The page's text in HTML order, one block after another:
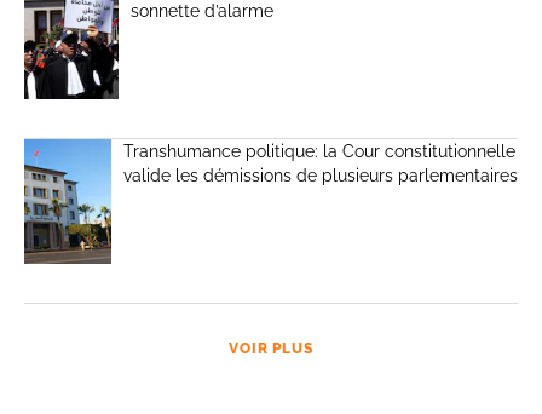
sonnette d’alarme
Transhumance politique: la Cour constitutionnelle
valide les démissions de plusieurs parlementaires
VOIR PLUS